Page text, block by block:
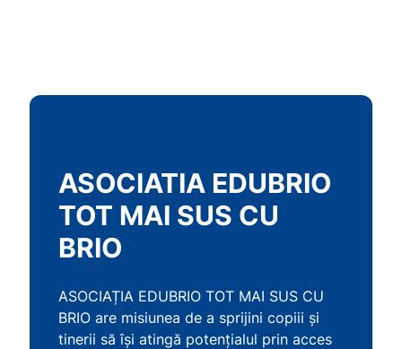
ASOCIATIA EDUBRIO
TOT MAI SUS CU
BRIO
ASOCIAȚIA EDUBRIO TOT MAI SUS CU
BRIO are misiunea de a sprijini copiii și
tinerii să își atingă potențialul prin acces